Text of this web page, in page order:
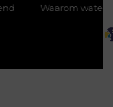
watersnijden ideaal